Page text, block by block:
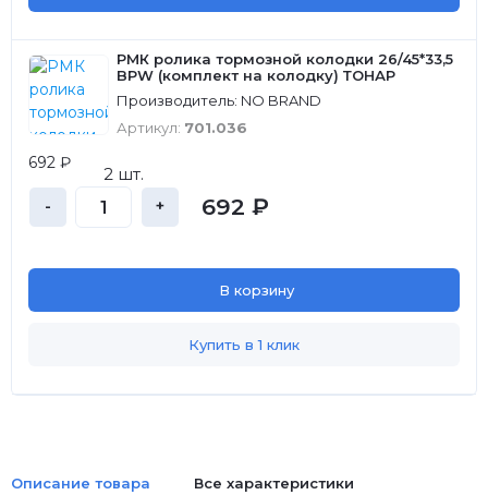
РМК ролика тормозной колодки 26/45*33,5
BPW (комплект на колодку) ТОНАР
Производитель: NO BRAND
Артикул: 701.036
692 ₽
2 шт.
- + 692 ₽
В корзину
Купить в 1 клик
Описание товара Все характеристики